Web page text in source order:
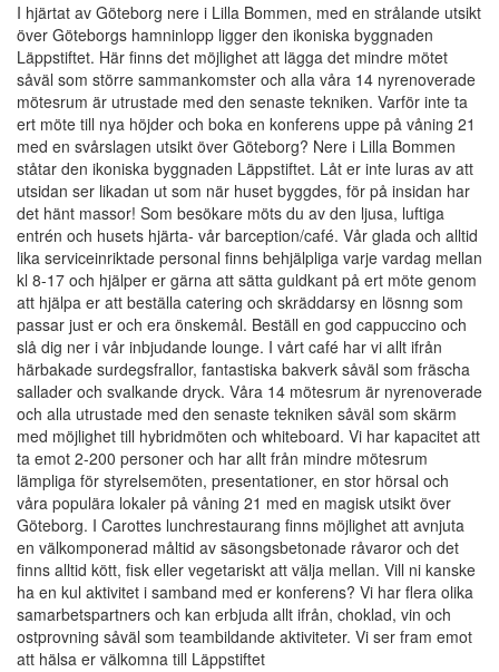
I hjärtat av Göteborg nere i Lilla Bommen, med en strålande utsikt
över Göteborgs hamninlopp ligger den ikoniska byggnaden
Läppstiftet. Här finns det möjlighet att lägga det mindre mötet
såväl som större sammankomster och alla våra 14 nyrenoverade
mötesrum är utrustade med den senaste tekniken. Varför inte ta
ert möte till nya höjder och boka en konferens uppe på våning 21
med en svårslagen utsikt över Göteborg? Nere i Lilla Bommen
ståtar den ikoniska byggnaden Läppstiftet. Låt er inte luras av att
utsidan ser likadan ut som när huset byggdes, för på insidan har
det hänt massor! Som besökare möts du av den ljusa, luftiga
entrén och husets hjärta- vår barception/café. Vår glada och alltid
lika serviceinriktade personal finns behjälpliga varje vardag mellan
kl 8-17 och hjälper er gärna att sätta guldkant på ert möte genom
att hjälpa er att beställa catering och skräddarsy en lösnng som
passar just er och era önskemål. Beställ en god cappuccino och
slå dig ner i vår inbjudande lounge. I vårt café har vi allt ifrån
härbakade surdegsfrallor, fantastiska bakverk såväl som fräscha
sallader och svalkande dryck. Våra 14 mötesrum är nyrenoverade
och alla utrustade med den senaste tekniken såväl som skärm
med möjlighet till hybridmöten och whiteboard. Vi har kapacitet att
ta emot 2-200 personer och har allt från mindre mötesrum
lämpliga för styrelsemöten, presentationer, en stor hörsal och
våra populära lokaler på våning 21 med en magisk utsikt över
Göteborg. I Carottes lunchrestaurang finns möjlighet att avnjuta
en välkomponerad måltid av säsongsbetonade råvaror och det
finns alltid kött, fisk eller vegetariskt att välja mellan. Vill ni kanske
ha en kul aktivitet i samband med er konferens? Vi har flera olika
samarbetspartners och kan erbjuda allt ifrån, choklad, vin och
ostprovning såväl som teambildande aktiviteter. Vi ser fram emot
att hälsa er välkomna till Läppstiftet